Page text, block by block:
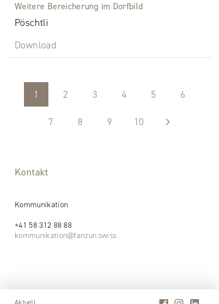
Weitere Bereicherung im Dorfbild
Pöschtli
Download
1 2 3 4 5 6
7 8 9 10
Kontakt
Kommunikation
+41 58 312 88 88
kommunikation@fanzun.swiss